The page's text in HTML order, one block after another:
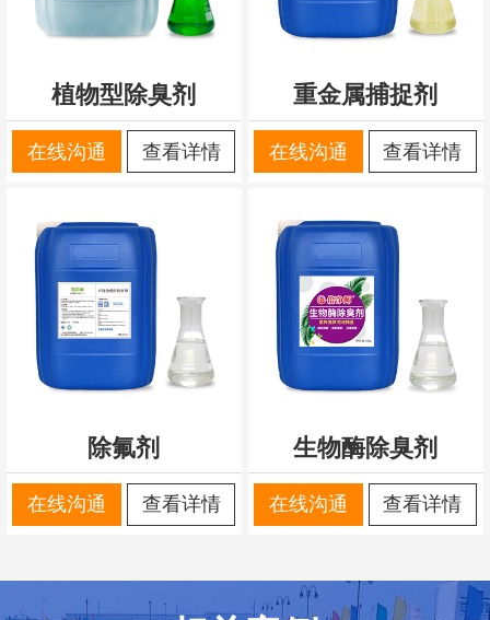
植物型除臭剂
在线沟通 查看详情
重金属捕捉剂
在线沟通 查看详情
除氟剂
在线沟通 查看详情
生物酶除臭剂
在线沟通 查看详情